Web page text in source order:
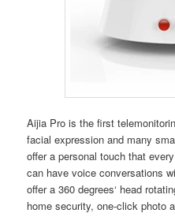
Aijia Pro is the first
facial expression and many
offer a personal touch that
can have voice conversations
offer a 360 degrees‘ head
home security, one-click photo